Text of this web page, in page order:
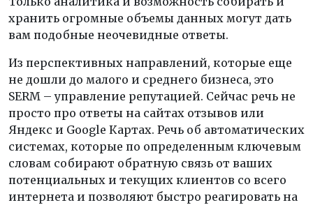
хранить огромные объемы данных могут дать
вам подобные неочевидные ответы.
Из перспективных направлений, которые еще
не дошли до малого и среднего бизнеса, это
SERM – управление репутацией. Сейчас речь не
просто про ответы на сайтах отзывов или
Яндекс и Google Картах. Речь об автоматических
системах, которые по определенным ключевым
словам собирают обратную связь от ваших
потенциальных и текущих клиентов со всего
интернета и позволяют быстро реагировать на